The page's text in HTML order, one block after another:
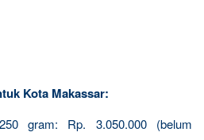
Kota Makassar:
gram: Rp. 3.050.000 (belum